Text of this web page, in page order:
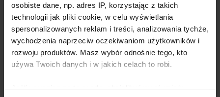
osobiste dane, np. adres IP, korzystając z takich
technologii jak pliki cookie, w celu wyświetlania
spersonalizowanych reklam i treści, analizowania tychże,
wychodzenia naprzeciw oczekiwaniom użytkowników i
rozwoju produktów. Masz wybór odnośnie tego, kto
używa Twoich danych i w jakich celach to robi.
Jeśli wyrazisz na to zgodę, chcielibyśmy również: